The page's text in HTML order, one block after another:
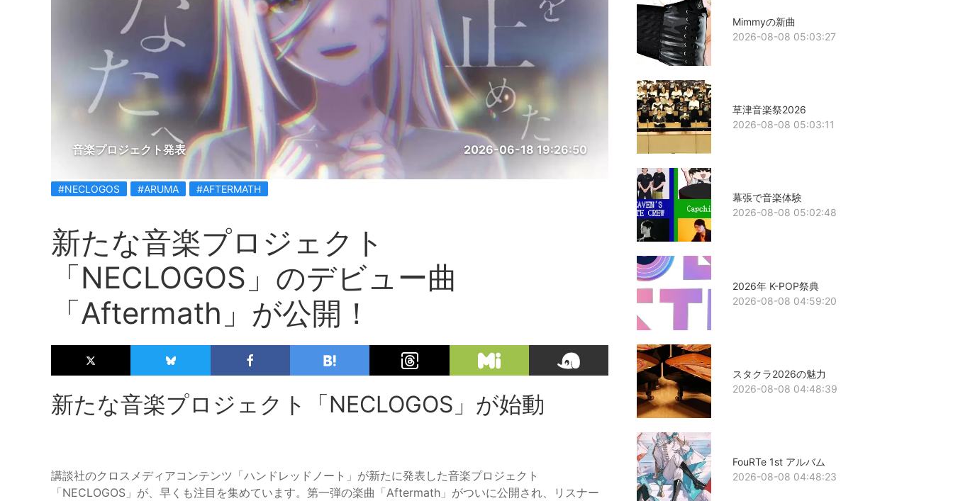
音楽プロジェクト発表 2026-06-18 19:26:50
#NECLOGOS #ARUMA #AFTERMATH
新たな音楽プロジェクト
「NECLOGOS」のデビュー曲
「Aftermath」が公開！
新たな音楽プロジェクト「NECLOGOS」が始動
講談社のクロスメディアコンテンツ「ハンドレッドノート」が新たに発表した音楽プロジェクト
「NECLOGOS」が、早くも注目を集めています。第一弾の楽曲「Aftermath」がついに公開され、リスナー
Mimmyの新曲
2026-08-08 05:03:27
草津音楽祭2026
2026-08-08 05:03:11
幕張で音楽体験
2026-08-08 05:02:48
2026年 K-POP祭典
2026-08-08 04:59:20
スタクラ2026の魅力
2026-08-08 04:48:39
FouRTe 1st アルバム
2026-08-08 04:48:23